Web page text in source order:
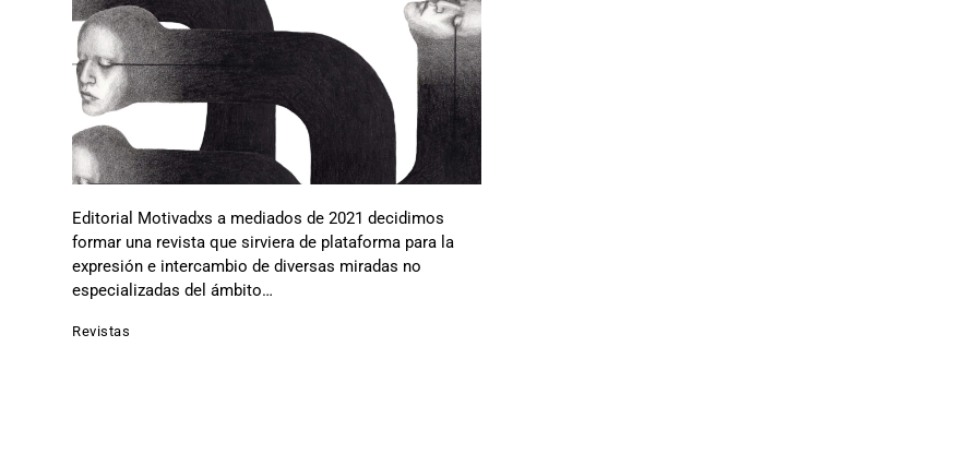
Editorial Motivadxs a mediados de 2021 decidimos
formar una revista que sirviera de plataforma para la
expresión e intercambio de diversas miradas no
especializadas del ámbito…
Revistas